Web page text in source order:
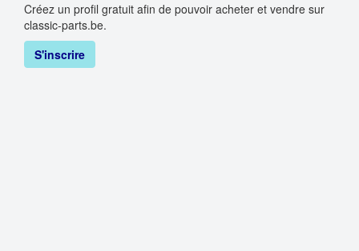
Créez un profil gratuit afin de pouvoir acheter et vendre sur
classic-parts.be.
S'inscrire